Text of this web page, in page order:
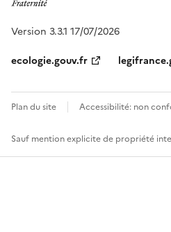
Version 3.3.1 17/07/2026
ecologie.gouv.fr
Plan du site Accessibilité: non
Sauf mention explicite de propriété